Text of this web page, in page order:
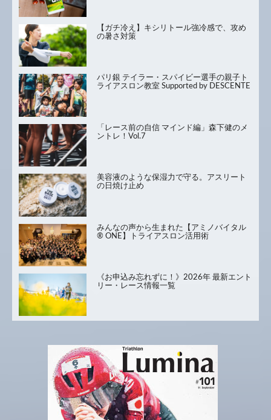
【ガチ冷え】キシリトール強冷感で、攻め
の暑さ対策
パリ銀 テイラー・スパイビー選手の親子ト
ライアスロン教室 Supported by DESCENTE
「レース前の自信 マインド編」森下健のメ
ントレ！Vol.7
美容液のような保湿力で守る。アスリート
の日焼け止め
みんなの声から生まれた【アミノバイタル
® ONE】トライアスロン活用術
《お申込み忘れずに！》2026年 最新エント
リー・レース情報一覧